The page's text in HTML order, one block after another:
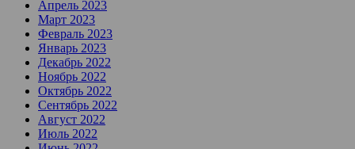
Апрель 2023
Март 2023
Февраль 2023
Январь 2023
Декабрь 2022
Ноябрь 2022
Октябрь 2022
Сентябрь 2022
Август 2022
Июль 2022